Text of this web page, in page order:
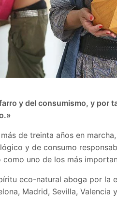
y del consumismo, y por
de treinta años en
y de consumo
como uno de los más
eco-natural aboga por la
Madrid, Sevilla,